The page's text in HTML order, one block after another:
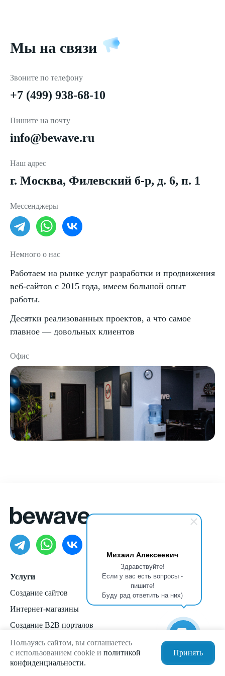
Михаил Алексеевич
Здравствуйте!
Если у вас есть вопросы -
пишите!
Буду рад ответить на них)
Мы на связи
Звоните по телефону
+7 (499) 938-68-10
Пишите на почту
info@bewave.ru
Наш адрес
г. Москва, Филевский б-р, д. 6, п. 1
Мессенджеры
Немного о нас
Работаем на рынке услуг разработки и продвижения
веб-сайтов с 2015 года, имеем большой опыт
работы.
Десятки реализованных проектов, а что самое
главное — довольных клиентов
Офис
Услуги
Создание сайтов
Интернет-магазины
Создание B2B порталов
SEO-продвижение
Комплексные аудиты
Пользуясь сайтом, вы соглашаетесь
с использованием cookie и политикой
конфиденциальности.
Принять